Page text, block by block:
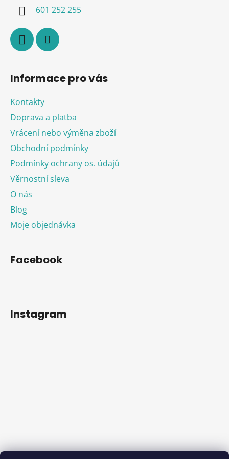
601 252 255
Informace pro vás
Kontakty
Doprava a platba
Vrácení nebo výměna zboží
Obchodní podmínky
Podmínky ochrany os. údajů
Věrnostní sleva
O nás
Blog
Moje objednávka
Facebook
Instagram